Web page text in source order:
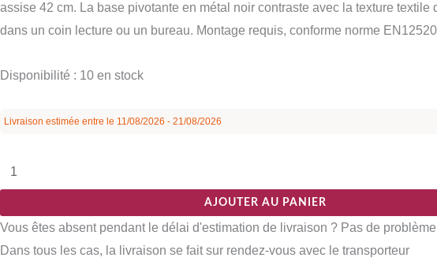
assise 42 cm. La base pivotante en métal noir contraste avec la texture
dans un coin lecture ou un bureau. Montage requis, conforme norme
Disponibilité : 10 en stock
Livraison estimée entre le 11/08/2026 - 21/08/2026
AJOUTER AU PANIER
Vous êtes absent pendant le délai d'estimation de livraison ? Pas de
Dans tous les cas, la livraison se fait sur rendez-vous avec le transporteur